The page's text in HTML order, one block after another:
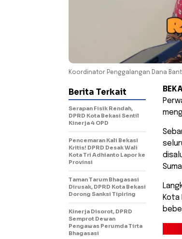
Koordinator Penggalangan Dana
Berita Terkait
Serapan Fisik Rendah,
DPRD Kota Bekasi Sentil
Kinerja 4 OPD
Pencemaran Kali Bekasi
Kritis! DPRD Desak Wali
Kota Tri Adhianto Lapor ke
Provinsi
Taman Tarum Bhagasasi
Dirusak, DPRD Kota Bekasi
Dorong Sanksi Tipiring
Kinerja Disorot, DPRD
Semprot Dewan
Pengawas Perumda Tirta
Bhagasasi